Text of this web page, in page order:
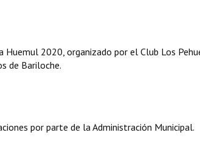
2020, organizado por el Club Los
de Bariloche.
por parte de la Administración Municipal.